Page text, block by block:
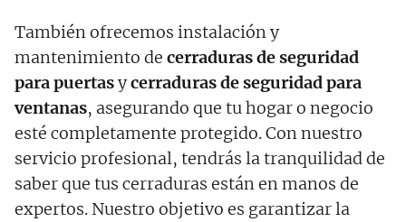
También ofrecemos instalación y
mantenimiento de cerraduras de seguridad
para puertasycerraduras de seguridad para
ventanas, asegurando que tu hogar o negocio
esté completamente protegido. Con nuestro
servicio profesional, tendrás la tranquilidad de
saber que tus cerraduras están en manos de
expertos. Nuestro objetivo es garantizar la